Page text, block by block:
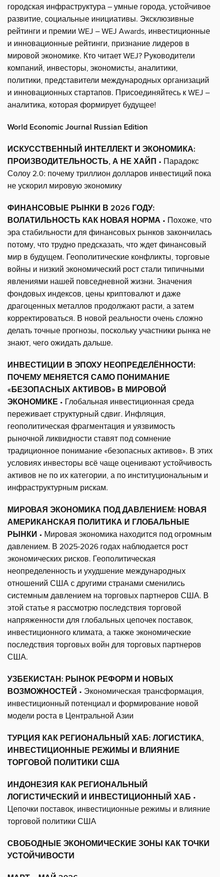
городская инфраструктура – умные города, устойчивое
развитие, социальные инициативы. Эксклюзивные
рейтинги и премии WEJ – WEJ Awards, инвестиционные
и инновационные рейтинги, признание лидеров в
мировой экономике. Кто читает WEJ? Руководители
компаний, инвесторы, экономисты, аналитики,
политики, представители международных организаций
и инновационных стартапов. Присоединяйтесь к WEJ –
аналитика, которая формирует будущее!
World Economic Journal Russian Edition
ИСКУССТВЕННЫЙ ИНТЕЛЛЕКТ И ЭКОНОМИКА:
ПРОИЗВОДИТЕЛЬНОСТЬ, А НЕ ХАЙП • Парадокс
Солоу 2.0: почему триллион долларов инвестиций пока
не ускорил мировую экономику
ФИНАНСОВЫЕ РЫНКИ В 2026 ГОДУ:
ВОЛАТИЛЬНОСТЬ КАК НОВАЯ НОРМА • Похоже, что
эра стабильности для финансовых рынков закончилась
потому, что трудно предсказать, что ждет финансовый
мир в будущем. Геополитические конфликты, торговые
войны и низкий экономический рост стали типичными
явлениями нашей повседневной жизни. Значения
фондовых индексов, цены криптовалют и даже
драгоценных металлов продолжают расти, а затем
корректироваться. В новой реальности очень сложно
делать точные прогнозы, поскольку участники рынка не
знают, чего ожидать дальше.
ИНВЕСТИЦИИ В ЭПОХУ НЕОПРЕДЕЛЁННОСТИ:
ПОЧЕМУ МЕНЯЕТСЯ САМО ПОНИМАНИЕ
«БЕЗОПАСНЫХ АКТИВОВ» В МИРОВОЙ
ЭКОНОМИКЕ • Глобальная инвестиционная среда
переживает структурный сдвиг. Инфляция,
геополитическая фрагментация и уязвимость
рыночной ликвидности ставят под сомнение
традиционное понимание «безопасных активов». В этих
условиях инвесторы всё чаще оценивают устойчивость
активов не по их категории, а по институциональным и
инфраструктурным рискам.
МИРОВАЯ ЭКОНОМИКА ПОД ДАВЛЕНИЕМ: НОВАЯ
АМЕРИКАНСКАЯ ПОЛИТИКА И ГЛОБАЛЬНЫЕ
РЫНКИ • Мировая экономика находится под огромным
давлением. В 2025-2026 годах наблюдается рост
экономических рисков. Геополитическая
неопределенность и ухудшение международных
отношений США с другими странами сменились
системным давлением на торговых партнеров США. В
этой статье я рассмотрю последствия торговой
напряженности для глобальных цепочек поставок,
инвестиционного климата, а также экономические
последствия торговых войн для торговых партнеров
США.
УЗБЕКИСТАН: РЫНОК РЕФОРМ И НОВЫХ
ВОЗМОЖНОСТЕЙ • Экономическая трансформация,
инвестиционный потенциал и формирование новой
модели роста в Центральной Азии
ТУРЦИЯ КАК РЕГИОНАЛЬНЫЙ ХАБ: ЛОГИСТИКА,
ИНВЕСТИЦИОННЫЕ РЕЖИМЫ И ВЛИЯНИЕ
ТОРГОВОЙ ПОЛИТИКИ США
ИНДОНЕЗИЯ КАК РЕГИОНАЛЬНЫЙ
ЛОГИСТИЧЕСКИЙ И ИНВЕСТИЦИОННЫЙ ХАБ •
Цепочки поставок, инвестиционные режимы и влияние
торговой политики США
СВОБОДНЫЕ ЭКОНОМИЧЕСКИЕ ЗОНЫ КАК ТОЧКИ
УСТОЙЧИВОСТИ